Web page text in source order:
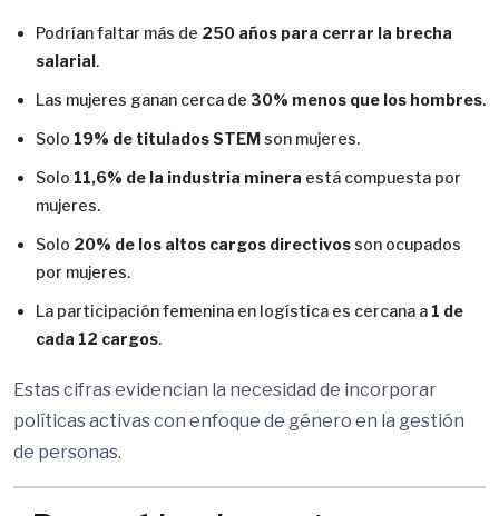
Podrían faltar más de 250 años para cerrar la brecha
salarial.
Las mujeres ganan cerca de 30% menos que los hombres.
Solo 19% de titulados STEMson mujeres.
Solo 11,6% de la industria minera está compuesta por
mujeres.
Solo 20% de los altos cargos directivosson ocupados
por mujeres.
La participación femenina en logística es cercana a 1 de
cada 12 cargos.
Estas cifras evidencian la necesidad de incorporar
políticas activas con enfoque de género en la gestión
de personas.